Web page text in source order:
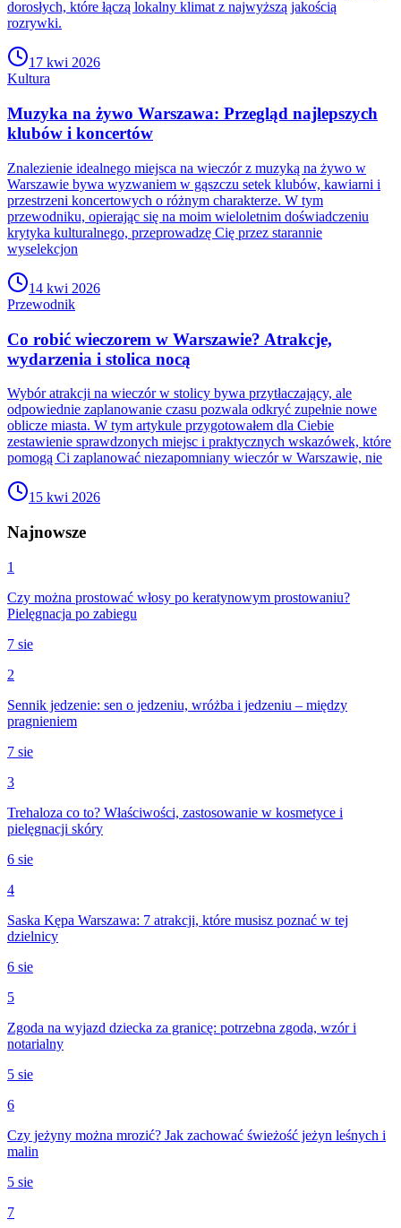
dorosłych, które łączą lokalny klimat z najwyższą jakością
rozrywki.
17 kwi 2026
Kultura
Muzyka na żywo Warszawa: Przegląd najlepszych
klubów i koncertów
Znalezienie idealnego miejsca na wieczór z muzyką na żywo w
Warszawie bywa wyzwaniem w gąszczu setek klubów, kawiarni i
przestrzeni koncertowych o różnym charakterze. W tym
przewodniku, opierając się na moim wieloletnim doświadczeniu
krytyka kulturalnego, przeprowadzę Cię przez starannie
wyselekcjon
14 kwi 2026
Przewodnik
Co robić wieczorem w Warszawie? Atrakcje,
wydarzenia i stolica nocą
Wybór atrakcji na wieczór w stolicy bywa przytłaczający, ale
odpowiednie zaplanowanie czasu pozwala odkryć zupełnie nowe
oblicze miasta. W tym artykule przygotowałem dla Ciebie
zestawienie sprawdzonych miejsc i praktycznych wskazówek, które
pomogą Ci zaplanować niezapomniany wieczór w Warszawie, nie
15 kwi 2026
Najnowsze
1
Czy można prostować włosy po keratynowym prostowaniu?
Pielęgnacja po zabiegu
7 sie
2
Sennik jedzenie: sen o jedzeniu, wróżba i jedzeniu – między
pragnieniem
7 sie
3
Trehaloza co to? Właściwości, zastosowanie w kosmetyce i
pielęgnacji skóry
6 sie
4
Saska Kępa Warszawa: 7 atrakcji, które musisz poznać w tej
dzielnicy
6 sie
5
Zgoda na wyjazd dziecka za granicę: potrzebna zgoda, wzór i
notarialny
5 sie
6
Czy jeżyny można mrozić? Jak zachować świeżość jeżyn leśnych i
malin
5 sie
7